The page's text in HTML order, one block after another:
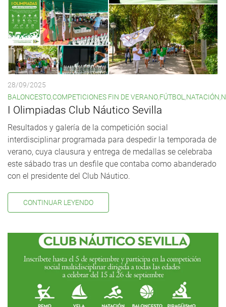
28/09/2025
BALONCESTO,COMPETICIONES FIN DE VERANO,FÚTBOL,NATACIÓN,
I Olimpiadas Club Náutico Sevilla
Resultados y galería de la competición social
interdisciplinar programada para despedir la temporada de
verano, cuya clausura y entrega de medallas se celebraba
este sábado tras un desfile que contaba como abanderado
con el presidente del Club Náutico.
CONTINUAR LEYENDO